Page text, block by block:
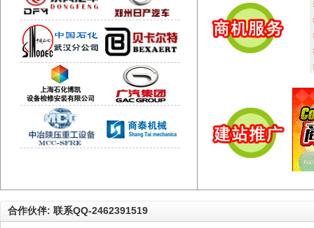
合作伙伴: 联系QQ-2462391519